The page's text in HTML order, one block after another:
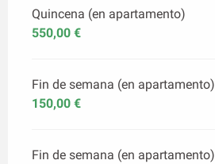
Quincena (en apartamento)
550,00 €
Fin de semana (en apartamento)
150,00 €
Fin de semana (en apartamento)